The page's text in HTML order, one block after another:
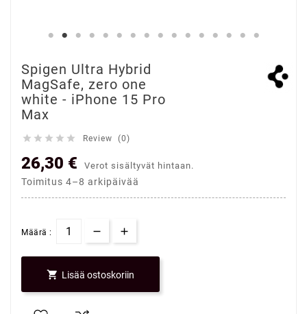
Spigen Ultra Hybrid
MagSafe, zero one
white - iPhone 15 Pro
Max
     Review (0)
26,30 € Verot sisältyvät hintaan.
Toimitus 4–8 arkipäivää
Määrä :
 Lisää ostoskoriin